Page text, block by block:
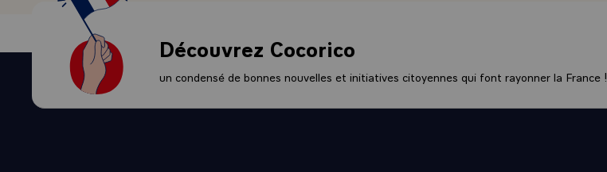
Découvrez Cocorico
un condensé de bonnes nouvelles et initiatives citoyennes qui font rayonner la France !